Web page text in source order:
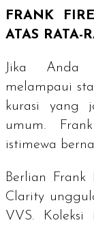
FRANK
ATAS RATA-
Jika Anda
melampaui
kurasi yang
umum.
istimewa
Berlian
Clarity
VVS.